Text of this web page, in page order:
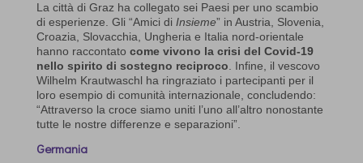
La città di Graz ha collegato sei Paesi per uno scambio
di esperienze. Gli “Amici di Insieme” in Austria, Slovenia,
Croazia, Slovacchia, Ungheria e Italia nord-orientale
hanno raccontato come vivono la crisi del Covid-19
nello spirito di sostegno reciproco. Infine, il vescovo
Wilhelm Krautwaschl ha ringraziato i partecipanti per il
loro esempio di comunità internazionale, concludendo:
“Attraverso la croce siamo uniti l’uno all’altro nonostante
tutte le nostre differenze e separazioni”.
Germania